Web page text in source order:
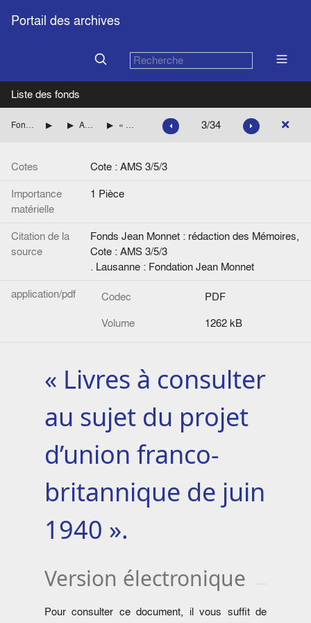
Portail des archives
Liste des fonds
Fonds Jean Monnet : rédaction des Mémoires Préparation des mémoires
Autre documentation rassemblée en vue de la rédaction des Mémoires « Livres à consulter au sujet du projet d’union franco-britannique de juin 1940 ». 3/34
Cotes
Cote : AMS 3/5/3
Importance
matérielle
1 Pièce
Citation de la
source
Fonds Jean Monnet : rédaction des Mémoires,
Cote : AMS 3/5/3
. Lausanne : Fondation Jean Monnet
application/pdf
Codec
PDF
Volume
1262 kB
« Livres à consulter
au sujet du projet
d’union franco-
britannique de juin
1940 ».
Version électronique
Pour consulter ce document, il vous suffit de